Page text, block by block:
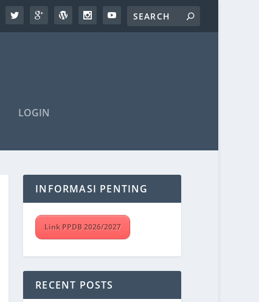
LOGIN
INFORMASI PENTING
Link PPDB 2026/2027
RECENT POSTS